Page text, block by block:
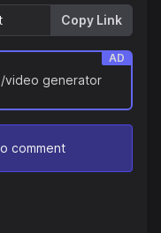
Copy Link
video generator
AD
comment